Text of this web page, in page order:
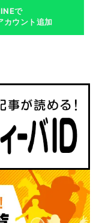
で
カウント追加